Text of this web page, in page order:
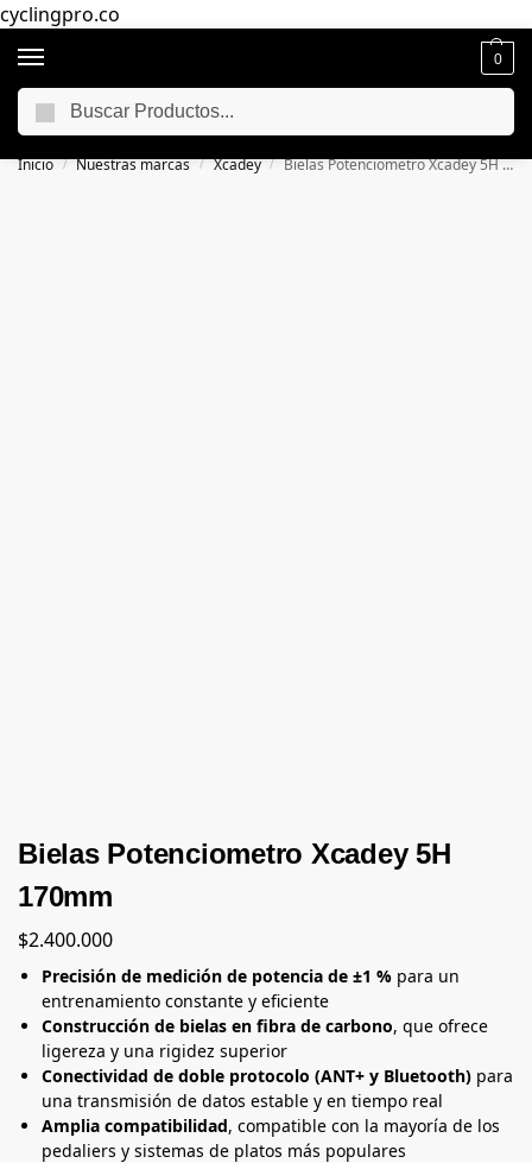
cyclingpro.co
0
🚴‍ Envío gratuito a todo Colombia por compras superiores a $250.000
Inicio / Nuestras marcas / Xcadey / Bielas Potenciometro Xcadey 5H 170mm
Bielas Potenciometro Xcadey 5H
170mm
$2.400.000
Precisión de medición de potencia de ±1 % para un
entrenamiento constante y eficiente
Construcción de bielas en fibra de carbono, que ofrece
ligereza y una rigidez superior
Conectividad de doble protocolo (ANT+ y Bluetooth) para
una transmisión de datos estable y en tiempo real
Amplia compatibilidad, compatible con la mayoría de los
pedaliers y sistemas de platos más populares